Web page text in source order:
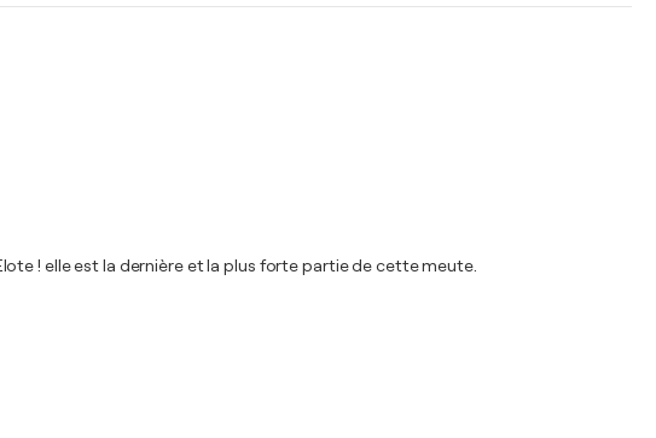
! elle est la dernière et la plus forte partie de cette meute.